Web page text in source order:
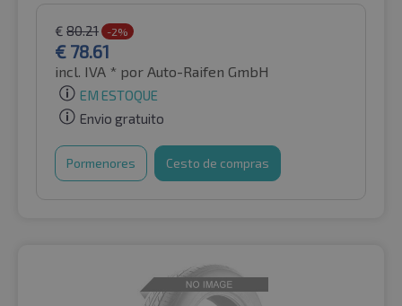
€ 80.21 -2%
€ 78.61
incl. IVA * por Auto-Raifen GmbH
EM ESTOQUE
Envio gratuito
Pormenores Cesto de compras